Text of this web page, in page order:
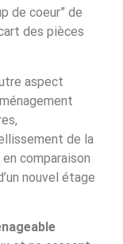
de coeur” de
des pièces
aspect
de la
comparaison
nouvel étage